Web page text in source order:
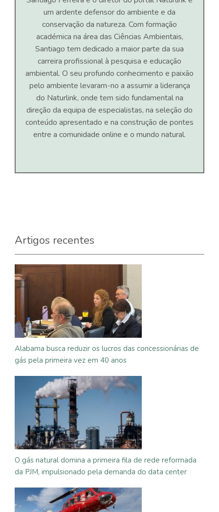
um ardente defensor do ambiente e da
conservação da natureza. Com formação
académica na área das Ciências Ambientais,
Santiago tem dedicado a maior parte da sua
carreira profissional à pesquisa e educação
ambiental. O seu profundo conhecimento e paixão
pelo ambiente levaram-no a assumir a liderança
do Naturlink, onde tem sido fundamental na
direção da equipa de especialistas, na seleção do
conteúdo apresentado e na construção de pontes
entre a comunidade online e o mundo natural.
Artigos recentes
Alabama busca reduzir os lucros das concessionárias de
gás pela primeira vez em 40 anos
O gás natural domina a primeira fila de rede reformada
da PJM, impulsionado pela demanda do data center